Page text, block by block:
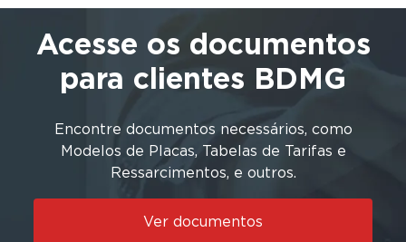
Acesse os documentos
para clientes BDMG
Encontre documentos necessários, como
Modelos de Placas, Tabelas de Tarifas e
Ressarcimentos, e outros.
Ver documentos